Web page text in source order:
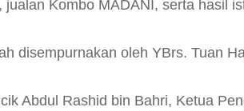
jualan Kombo MADANI, serta hasil
disempurnakan oleh YBrs. Tuan
Abdul Rashid bin Bahri, Ketua